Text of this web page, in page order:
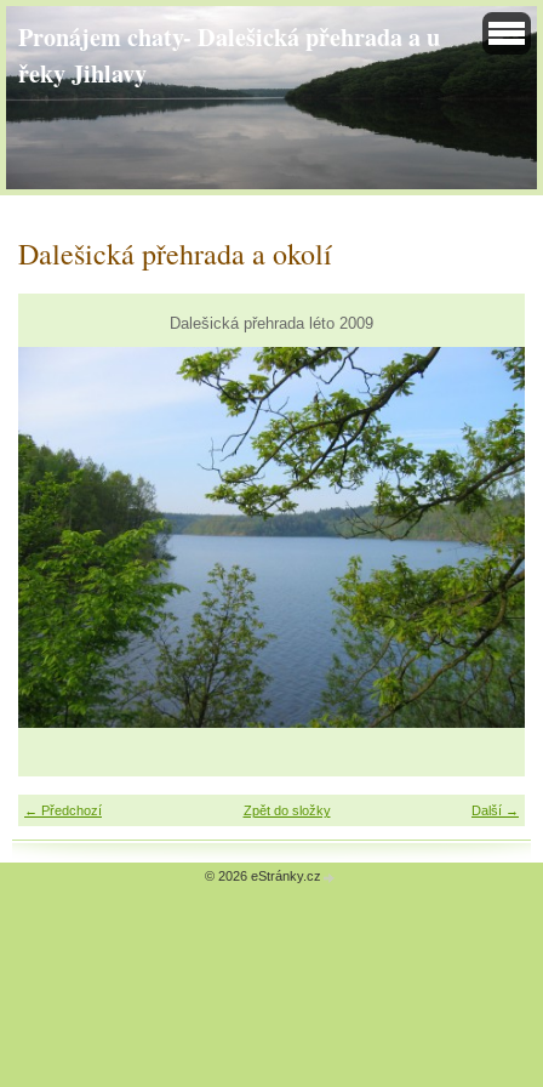
Pronájem chaty- Dalešická přehrada a u
řeky Jihlavy
Dalešická přehrada a okolí
Dalešická přehrada léto 2009
← Předchozí Další →
Zpět do složky
© 2026 eStránky.cz